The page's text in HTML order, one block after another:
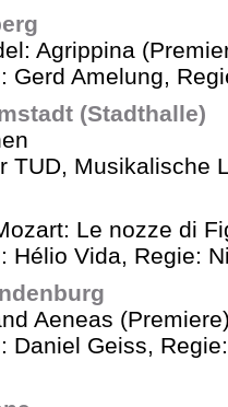
Agrippina
Gerd Amelung,
(Stadthalle)
TUD, Musikalische
Le nozze di
Hélio Vida, Regie:
Aeneas
Daniel Geiss,